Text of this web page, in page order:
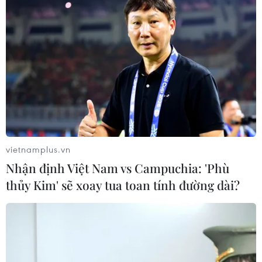
vietnamplus.vn
Nhận định Việt Nam vs Campuchia: 'Phù
thủy Kim' sẽ xoay tua toan tính đường dài?